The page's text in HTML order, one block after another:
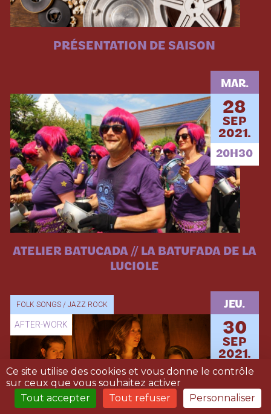
PRÉSENTATION DE SAISON
MAR.
28
SEP
2021.
20H30
ATELIER BATUCADA // LA BATUFADA DE LA
LUCIOLE
FOLK SONGS / JAZZ ROCK
AFTER-WORK
JEU.
30
SEP
2021.
19H00
Ce site utilise des cookies et vous donne le contrôle
sur ceux que vous souhaitez activer
Tout accepter
Tout refuser Personnaliser